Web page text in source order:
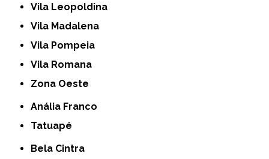
Vila Leopoldina
Vila Madalena
Vila Pompeia
Vila Romana
Zona Oeste
Anália Franco
Tatuapé
Bela Cintra